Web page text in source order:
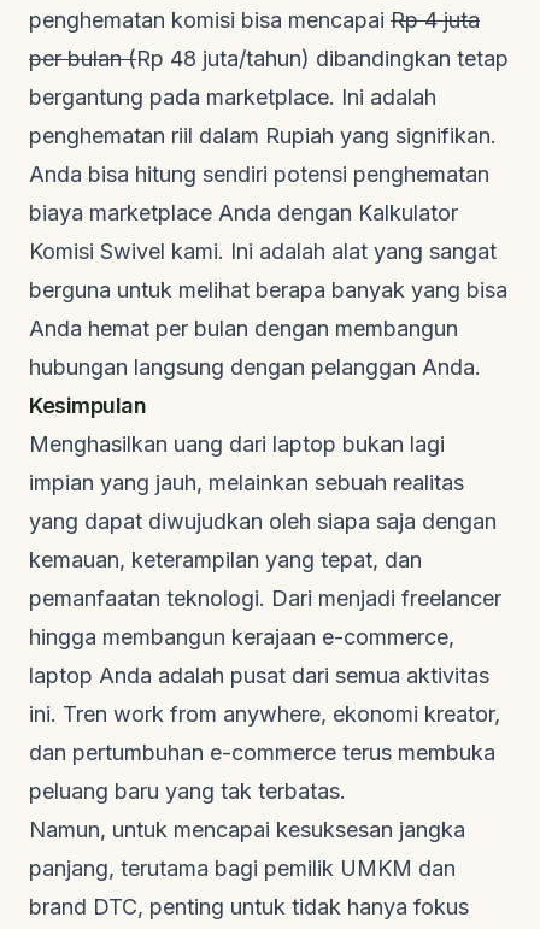
penghematan komisi bisa mencapai Rp 4 juta
per bulan (Rp 48 juta/tahun) dibandingkan tetap
bergantung pada marketplace. Ini adalah
penghematan riil dalam Rupiah yang signifikan.
Anda bisa hitung sendiri potensi penghematan
biaya marketplace Anda dengan Kalkulator
Komisi Swivel kami. Ini adalah alat yang sangat
berguna untuk melihat berapa banyak yang bisa
Anda hemat per bulan dengan membangun
hubungan langsung dengan pelanggan Anda.
Kesimpulan
Menghasilkan uang dari laptop bukan lagi
impian yang jauh, melainkan sebuah realitas
yang dapat diwujudkan oleh siapa saja dengan
kemauan, keterampilan yang tepat, dan
pemanfaatan teknologi. Dari menjadi freelancer
hingga membangun kerajaan e-commerce,
laptop Anda adalah pusat dari semua aktivitas
ini. Tren work from anywhere, ekonomi kreator,
dan pertumbuhan e-commerce terus membuka
peluang baru yang tak terbatas.
Namun, untuk mencapai kesuksesan jangka
panjang, terutama bagi pemilik UMKM dan
brand DTC, penting untuk tidak hanya fokus